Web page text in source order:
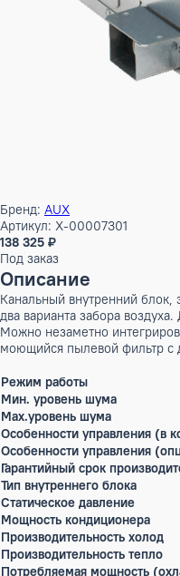
Бренд:AUX
138 325 ₽
Под заказ
Описание
Канальный внутренний
два варианта забора
Можно незаметно
моющийся пылевой
Режим работы
Мин. уровень шума